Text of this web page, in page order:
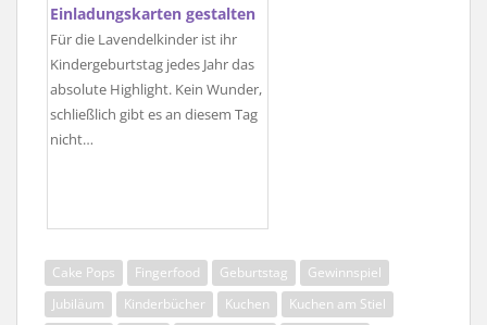
Einladungskarten gestalten
Für die Lavendelkinder ist ihr
Kindergeburtstag jedes Jahr das
absolute Highlight. Kein Wunder,
schließlich gibt es an diesem Tag
nicht…
Cake Pops Fingerfood Geburtstag
Gewinnspiel
Jubiläum
Kinderbücher Kuchen
Kuchen am Stiel